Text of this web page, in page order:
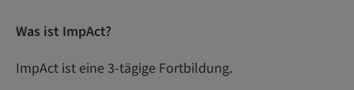
Was ist ImpAct?
ImpAct ist eine 3-tägige Fortbildung.